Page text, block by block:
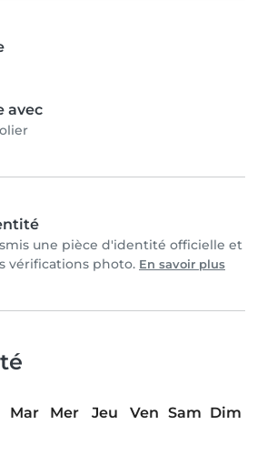
avec
une pièce d'identité officielle et
vérifications photo. En savoir plus
Mar Mer Jeu Ven Sam Dim